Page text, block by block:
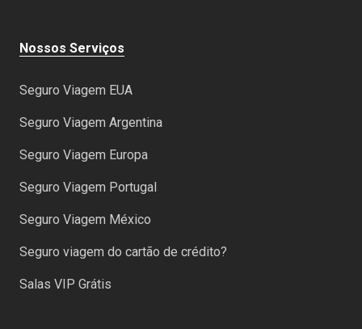
Nossos Serviços
Seguro Viagem EUA
Seguro Viagem Argentina
Seguro Viagem Europa
Seguro Viagem Portugal
Seguro Viagem México
Seguro viagem do cartão de crédito?
Salas VIP Grátis